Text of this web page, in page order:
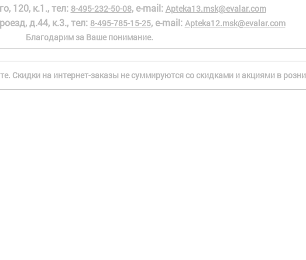
120, к.1., тел: 8-495-232-50-08, e-mail: Apteka13.msk@evalar.com
д.44, к.3., тел: 8-495-785-15-25, e-mail: Apteka12.msk@evalar.com
Благодарим за Ваше понимание.
Скидки на интернет-заказы не суммируются со скидками и акциями в